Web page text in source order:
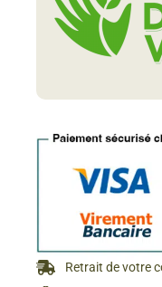
Retrait de votre